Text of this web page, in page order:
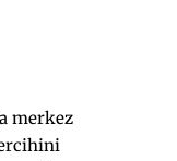
merkez